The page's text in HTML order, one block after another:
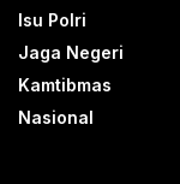
Isu Polri
Jaga Negeri
Kamtibmas
Nasional